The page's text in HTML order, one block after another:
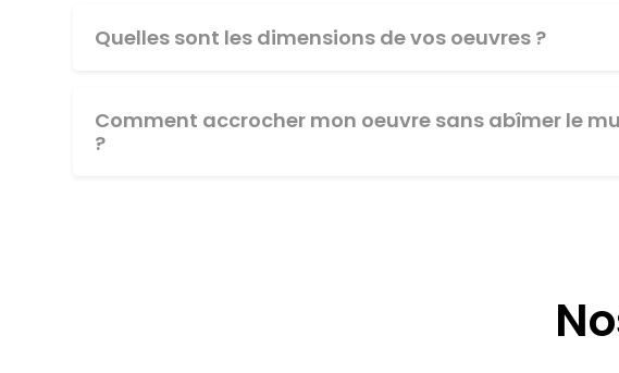
Quelles sont les dimensions de vos oeuvres ?
Comment accrocher mon oeuvre sans abîmer le
?